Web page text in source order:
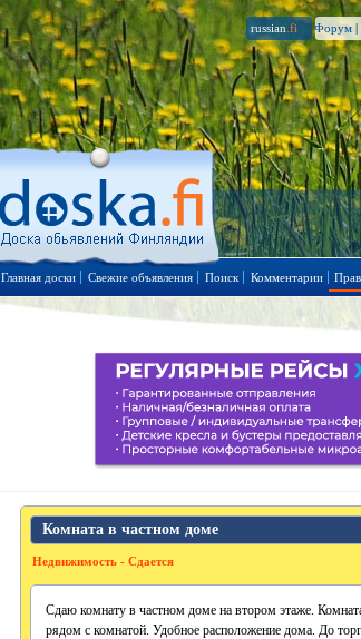
russian .fi Форум |
Главная доски Свежие объявления Поиск Комментарии
Комната в частном доме
Недвижимость - Сдается
Сдаю комнату в частном доме на втором этаже.
рядом с комнатой. Удобное расположение дома. До